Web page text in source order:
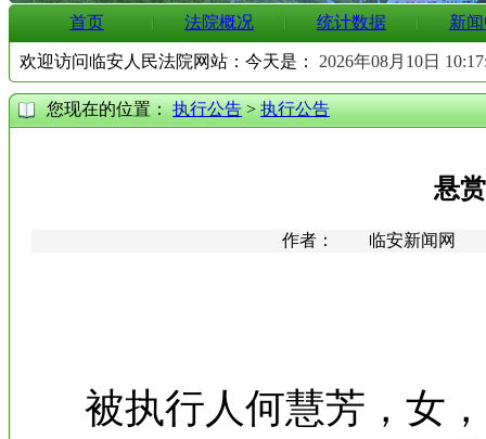
首页 法院概况 统计数据 新
欢迎访问临安人民法院网站：今天是： 2026年08月10日
您现在的位置：执行公告>执行公告
悬
作者： 临安新闻网 更
被执行人何慧芳，女